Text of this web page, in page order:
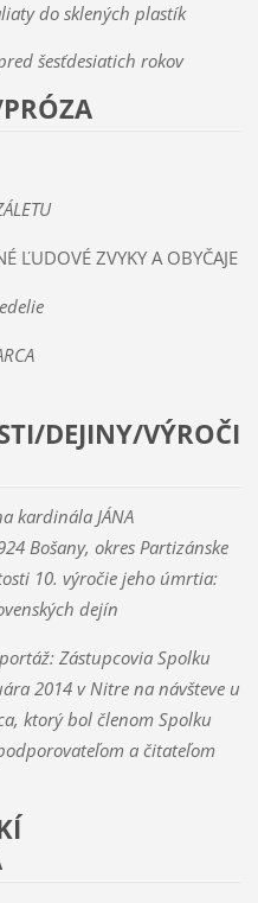
do sklených plastík
šesťdesiatich rokov
ĽUDOVÉ ZVYKY A OBYČAJE
DEJINY/VÝROČI
kardinála JÁNA
Bošany, okres Partizánske
10. výročie jeho úmrtia:
dejín
Zástupcovia Spolku
2014 v Nitre na návšteve u
ktorý bol členom Spolku
a čitateľom